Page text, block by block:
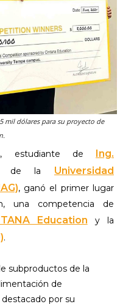
mil dólares para su proyecto de
estudiante de Ing.
de la Universidad
, ganó el primer lugar
una competencia de
Education y la
.
subproductos de la
de
por su